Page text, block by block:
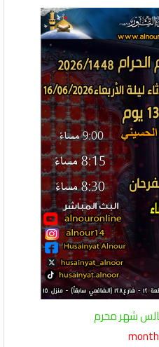
شهر محرم